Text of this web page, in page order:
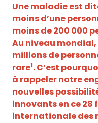
Une maladie est
moins d’une
moins de 200 000
Au niveau mondial,
millions de
rare1.C’est
à rappeler notre
nouvelles
innovants en ce 28
internationale des